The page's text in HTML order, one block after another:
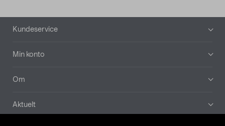
Bunntekst
Kundeservice
Min konto
Om
Aktuelt